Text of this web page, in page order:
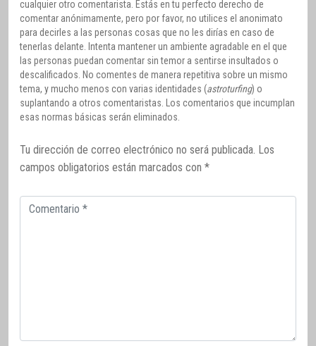
cualquier otro comentarista. Estás en tu perfecto derecho de
comentar anónimamente, pero por favor, no utilices el anonimato
para decirles a las personas cosas que no les dirías en caso de
tenerlas delante. Intenta mantener un ambiente agradable en el que
las personas puedan comentar sin temor a sentirse insultados o
descalificados. No comentes de manera repetitiva sobre un mismo
tema, y mucho menos con varias identidades (astroturfing) o
suplantando a otros comentaristas. Los comentarios que incumplan
esas normas básicas serán eliminados.
Tu dirección de correo electrónico no será publicada. Los
campos obligatorios están marcados con *
Comentario